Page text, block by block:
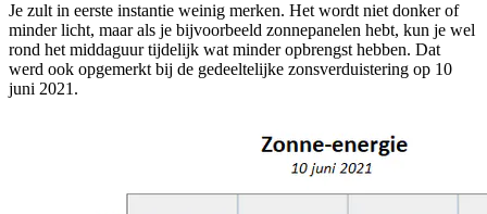
Je zult in eerste instantie weinig merken. Het wordt niet donker of
minder licht, maar als je bijvoorbeeld zonnepanelen hebt, kun je wel
rond het middaguur tijdelijk wat minder opbrengst hebben. Dat
werd ook opgemerkt bij de gedeeltelijke zonsverduistering op 10
juni 2021.